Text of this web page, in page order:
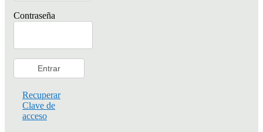
Contraseña
Recuperar
Clave de
acceso